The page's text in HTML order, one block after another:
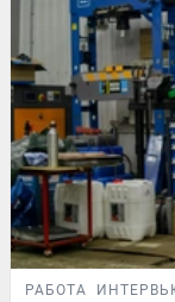
РАБОТА